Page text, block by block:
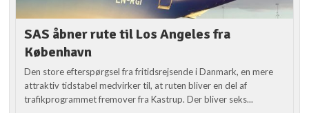
SAS åbner rute til Los Angeles fra
København
Den store efterspørgsel fra fritidsrejsende i Danmark, en mere
attraktiv tidstabel medvirker til, at ruten bliver en del af
trafikprogrammet fremover fra Kastrup. Der bliver seks...